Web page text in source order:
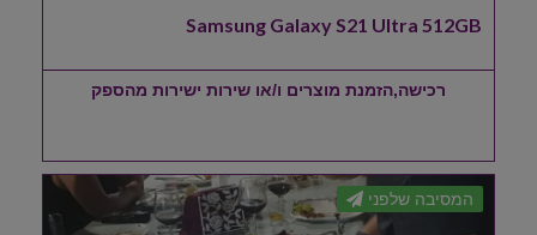
Samsung Galaxy S21 Ultra 512GB
רכישה,הזמנת מוצרים ו/או שירות ישירות מהספק
המסיבה שלפני